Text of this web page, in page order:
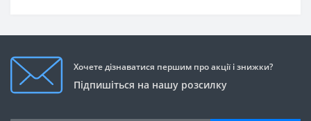
Хочете дізнаватися першим про акції і знижки?
Підпишіться на нашу розсилку